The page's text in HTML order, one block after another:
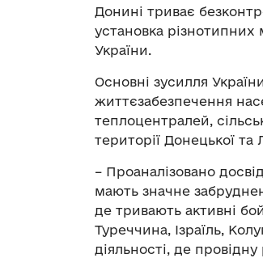
Донині триває
установка
України.
Основні зусилля
життєзабезпечення
теплоцентралей,
території Донецької та
– Проаналізовано
мають значне
де тривають активні
Туреччина, Ізраїль,
діяльності, де